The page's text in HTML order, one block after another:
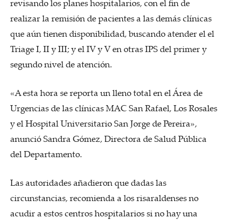
revisando los planes hospitalarios, con el fin de
realizar la remisión de pacientes a las demás clínicas
que aún tienen disponibilidad, buscando atender el el
Triage I, II y III; y el IV y V en otras IPS del primer y
segundo nivel de atención.
«A esta hora se reporta un lleno total en el Área de
Urgencias de las clínicas MAC San Rafael, Los Rosales
y el Hospital Universitario San Jorge de Pereira»,
anunció Sandra Gómez, Directora de Salud Pública
del Departamento.
Las autoridades añadieron que dadas las
circunstancias, recomienda a los risaraldenses no
acudir a estos centros hospitalarios si no hay una